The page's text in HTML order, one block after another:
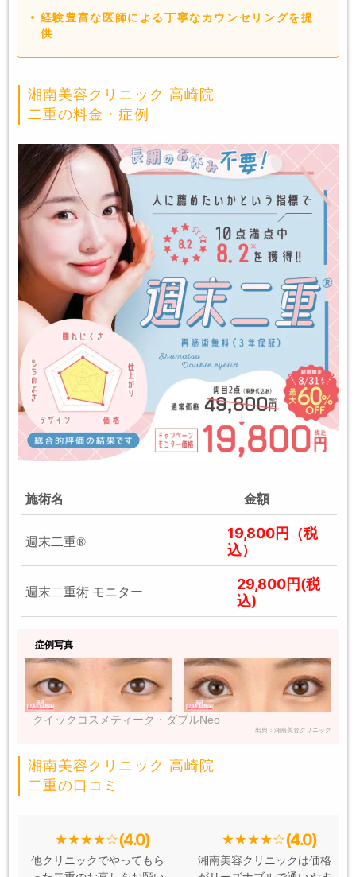
経験豊富な医師による丁寧なカウンセリングを提
供
湘南美容クリニック 高崎院
二重の料金・症例
施術名 金額
週末二重®
19,800円（税
込）
週末二重術 モニター
29,800円(税
込)
症例写真
クイックコスメティーク・ダブルNeo
出典：湘南美容クリニック
湘南美容クリニック 高崎院
二重の口コミ
(4.0)
他クリニックでやってもら
(4.0)
湘南美容クリニックは価格